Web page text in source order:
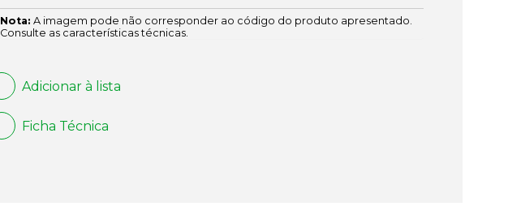
Nota: A imagem pode não corresponder ao código do produto apresentado.
Consulte as características técnicas.
Adicionar à lista
Ficha Técnica